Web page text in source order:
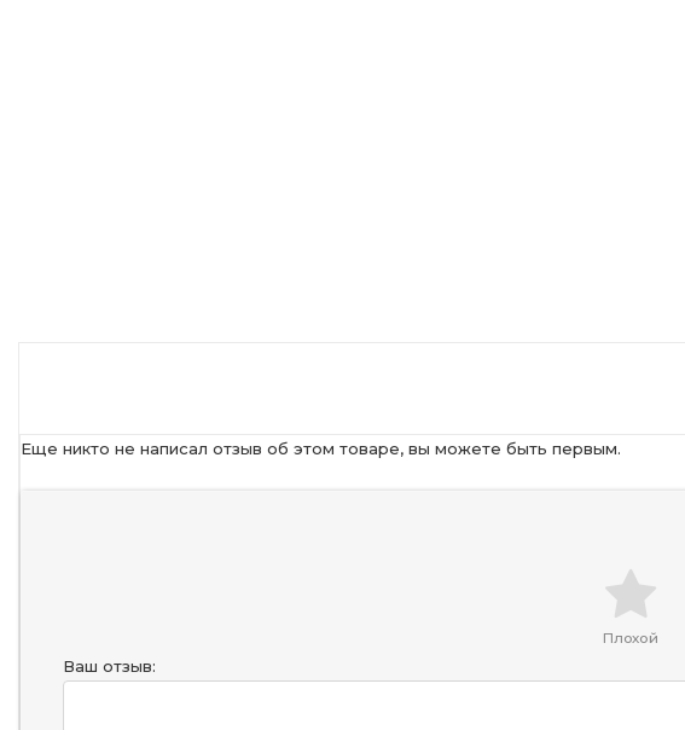
Еще никто не написал отзыв об этом товаре, вы можете быть первым.
Плохой
Ваш отзыв: